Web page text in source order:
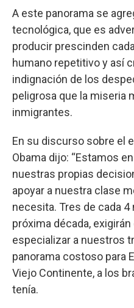
A este panorama se
tecnológica, que es
producir prescinden
humano repetitivo y así
indignación de los
peligrosa que la miseria
inmigrantes.
En su discurso sobre el
Obama dijo: “Estamos
nuestras propias
apoyar a nuestra clase
necesita. Tres de cada
próxima década,
especializar a nuestros
panorama costoso para
Viejo Continente, a los
tenía.